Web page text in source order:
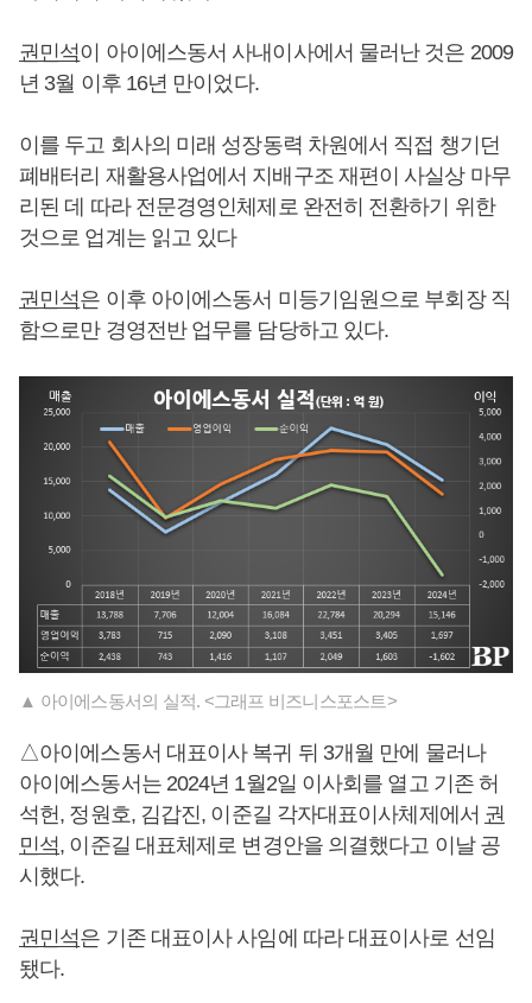
권민석이 아이에스동서 사내이사에서 물러난 것은 2009
년 3월 이후 16년 만이었다.
이를 두고 회사의 미래 성장동력 차원에서 직접 챙기던
폐배터리 재활용사업에서 지배구조 재편이 사실상 마무
리된 데 따라 전문경영인체제로 완전히 전환하기 위한
것으로 업계는 읽고 있다
권민석은 이후 아이에스동서 미등기임원으로 부회장 직
함으로만 경영전반 업무를 담당하고 있다.
▲ 아이에스동서의 실적. <그래프 비즈니스포스트>
△아이에스동서 대표이사 복귀 뒤 3개월 만에 물러나
아이에스동서는 2024년 1월2일 이사회를 열고 기존 허
석헌, 정원호, 김갑진, 이준길 각자대표이사체제에서 권
민석, 이준길 대표체제로 변경안을 의결했다고 이날 공
시했다.
권민석은 기존 대표이사 사임에 따라 대표이사로 선임
됐다.